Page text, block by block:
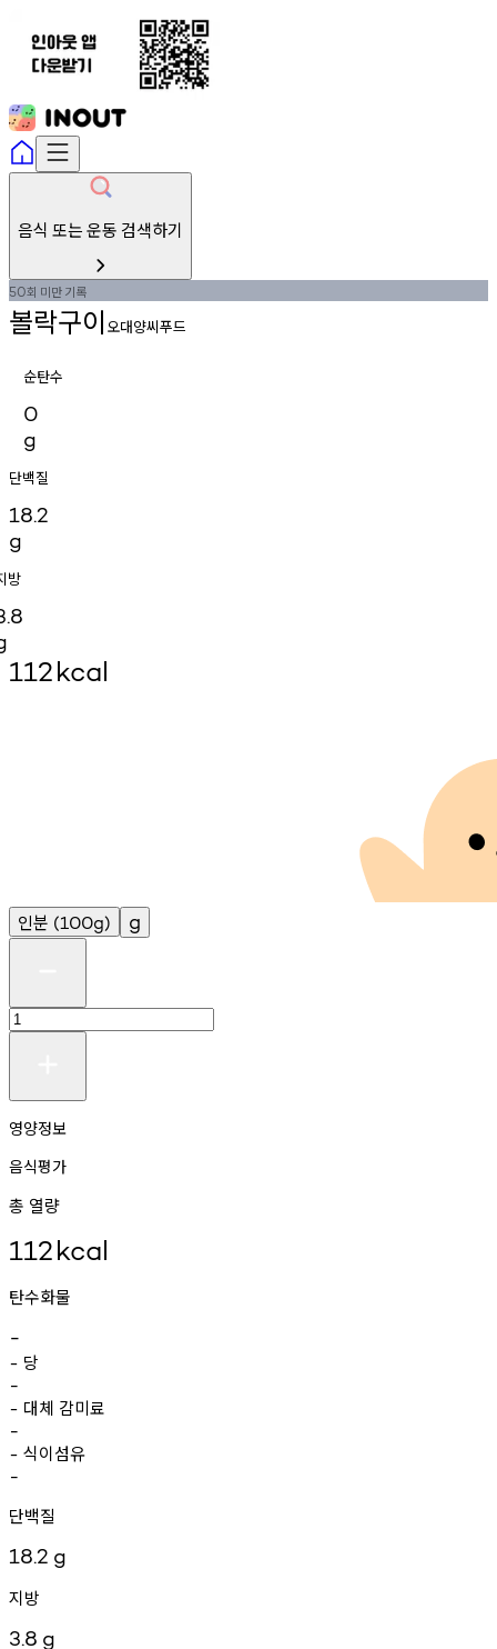
음식 또는 운동 검색하기
50회 미만기록
볼락구이 오대양씨푸드
순탄수
0
g
단백질
18.2
g
방
112kcal
인분 (100g) g
영양정보
음식평가
총 열량
112kcal
탄수화물
-
- 당
-
- 대체 감미료
-
- 식이섬유
-
단백질
18.2 g
지방
3.8 g